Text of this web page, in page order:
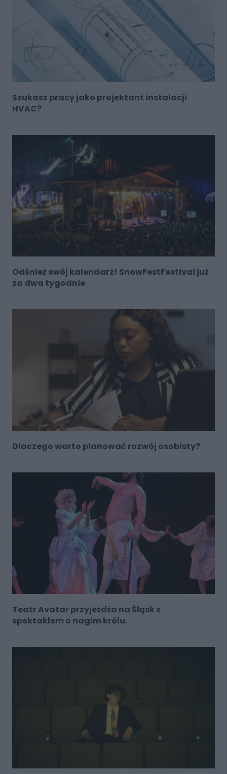
Szukasz pracy jako projektant instalacji
HVAC?
Odśnież swój kalendarz! SnowFestFestival już
za dwa tygodnie
Dlaczego warto planować rozwój osobisty?
Teatr Avatar przyjeżdża na Śląsk z
spektaklem o nagim królu.